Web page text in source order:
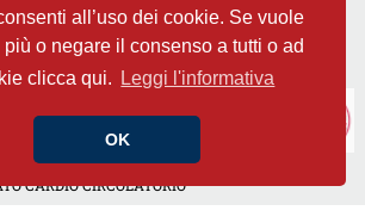
all’uso dei cookie. Se vuole
o negare il consenso a tutti o ad
clicca qui.
Leggi l'informativa
OK
SCUOLA
CARDIO CIRCOLATORIO